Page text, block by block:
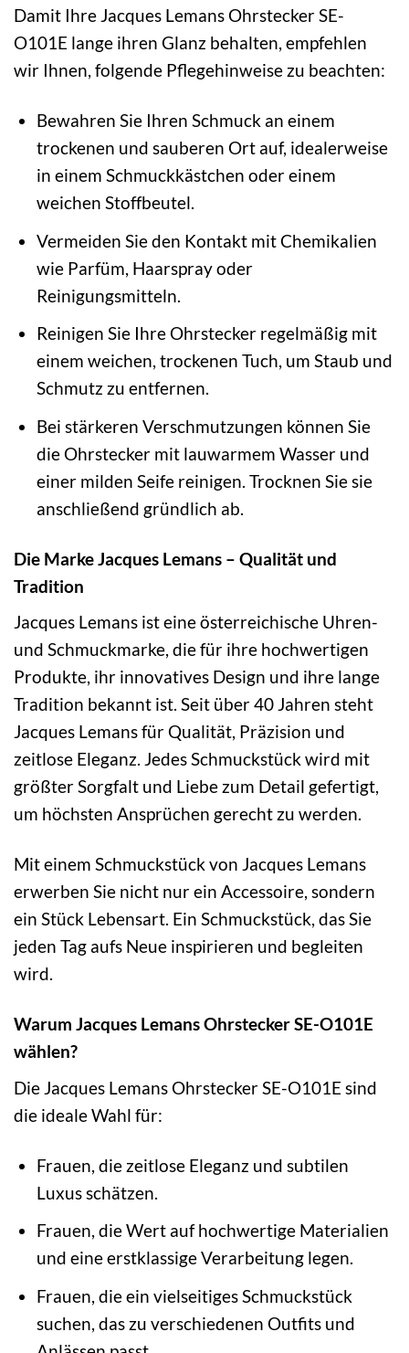
Damit Ihre Jacques Lemans Ohrstecker SE-
O101E lange ihren Glanz behalten, empfehlen
wir Ihnen, folgende Pflegehinweise zu beachten:
Bewahren Sie Ihren Schmuck an einem
trockenen und sauberen Ort auf, idealerweise
in einem Schmuckkästchen oder einem
weichen Stoffbeutel.
Vermeiden Sie den Kontakt mit Chemikalien
wie Parfüm, Haarspray oder
Reinigungsmitteln.
Reinigen Sie Ihre Ohrstecker regelmäßig mit
einem weichen, trockenen Tuch, um Staub und
Schmutz zu entfernen.
Bei stärkeren Verschmutzungen können Sie
die Ohrstecker mit lauwarmem Wasser und
einer milden Seife reinigen. Trocknen Sie sie
anschließend gründlich ab.
Die Marke Jacques Lemans – Qualität und
Tradition
Jacques Lemans ist eine österreichische Uhren-
und Schmuckmarke, die für ihre hochwertigen
Produkte, ihr innovatives Design und ihre lange
Tradition bekannt ist. Seit über 40 Jahren steht
Jacques Lemans für Qualität, Präzision und
zeitlose Eleganz. Jedes Schmuckstück wird mit
größter Sorgfalt und Liebe zum Detail gefertigt,
um höchsten Ansprüchen gerecht zu werden.
Mit einem Schmuckstück von Jacques Lemans
erwerben Sie nicht nur ein Accessoire, sondern
ein Stück Lebensart. Ein Schmuckstück, das Sie
jeden Tag aufs Neue inspirieren und begleiten
wird.
Warum Jacques Lemans Ohrstecker SE-O101E
wählen?
Die Jacques Lemans Ohrstecker SE-O101E sind
die ideale Wahl für:
Frauen, die zeitlose Eleganz und subtilen
Luxus schätzen.
Frauen, die Wert auf hochwertige Materialien
und eine erstklassige Verarbeitung legen.
Frauen, die ein vielseitiges Schmuckstück
suchen, das zu verschiedenen Outfits und